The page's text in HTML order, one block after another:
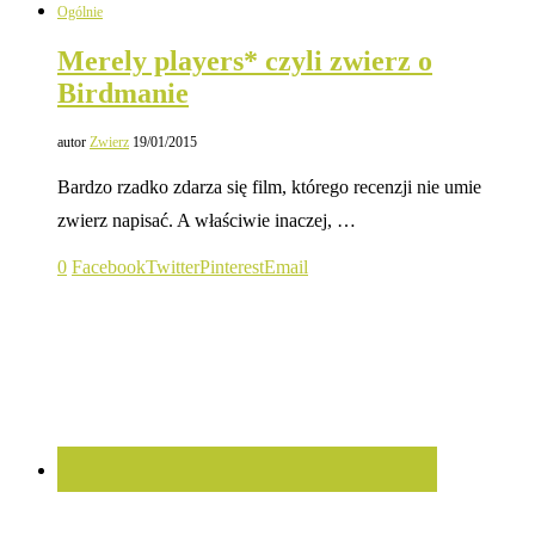
Ogólnie
Merely players* czyli zwierz o
Birdmanie
autor Zwierz 19/01/2015
Bardzo rzadko zdarza się film, którego recenzji nie umie
zwierz napisać. A właściwie inaczej, …
0 FacebookTwitterPinterestEmail